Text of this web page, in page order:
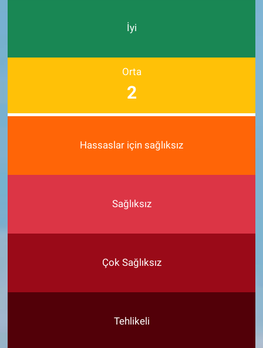
İyi
Orta
2
Hassaslar için sağlıksız
Sağlıksız
Çok Sağlıksız
Tehlikeli